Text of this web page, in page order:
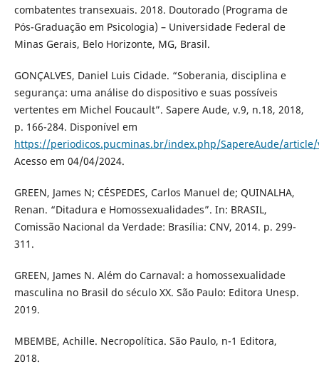
combatentes transexuais. 2018. Doutorado (Programa de
Pós-Graduação em Psicologia) – Universidade Federal de
Minas Gerais, Belo Horizonte, MG, Brasil.
GONÇALVES, Daniel Luis Cidade. “Soberania, disciplina e
segurança: uma análise do dispositivo e suas possíveis
vertentes em Michel Foucault”. Sapere Aude, v.9, n.18, 2018,
p. 166-284. Disponível em
https://periodicos.pucminas.br/index.php/SapereAude/article/
Acesso em 04/04/2024.
GREEN, James N; CÉSPEDES, Carlos Manuel de; QUINALHA,
Renan. “Ditadura e Homossexualidades”. In: BRASIL,
Comissão Nacional da Verdade: Brasília: CNV, 2014. p. 299-
311.
GREEN, James N. Além do Carnaval: a homossexualidade
masculina no Brasil do século XX. São Paulo: Editora Unesp.
2019.
MBEMBE, Achille. Necropolítica. São Paulo, n-1 Editora,
2018.